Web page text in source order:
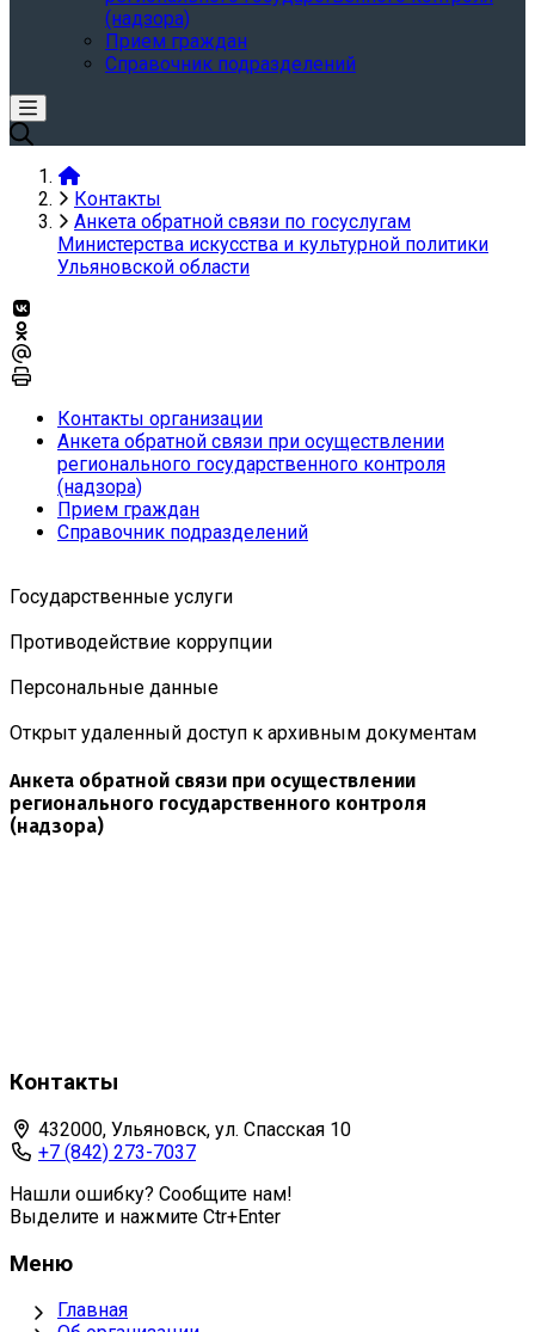
(надзора)
Прием граждан
Справочник подразделений
Контакты
Анкета обратной связи по госуслугам
Министерства искусства и культурной политики
Ульяновской области
Контакты организации
Анкета обратной связи при осуществлении
регионального государственного контроля
(надзора)
Прием граждан
Справочник подразделений
Государственные услуги
Противодействие коррупции
Персональные данные
Открыт удаленный доступ к архивным документам
Анкета обратной связи при осуществлении
регионального государственного контроля
(надзора)
Контакты
432000, Ульяновск, ул. Спасская 10
+7 (842) 273-7037
Нашли ошибку? Сообщите нам!
Выделите и нажмите Ctr+Enter
Меню
Главная